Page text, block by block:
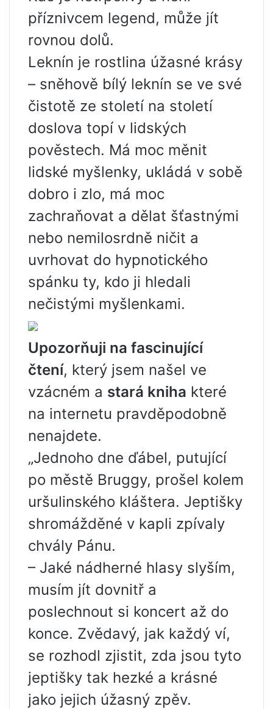
příznivcem legend, může jít
rovnou dolů.
Leknín je rostlina úžasné krásy
– sněhově bílý leknín se ve své
čistotě ze století na století
doslova topí v lidských
pověstech. Má moc měnit
lidské myšlenky, ukládá v sobě
dobro i zlo, má moc
zachraňovat a dělat šťastnými
nebo nemilosrdně ničit a
uvrhovat do hypnotického
spánku ty, kdo ji hledali
nečistými myšlenkami.
Upozorňuji na fascinující
čtení, který jsem našel ve
vzácném a stará kniha které
na internetu pravděpodobně
nenajdete.
„Jednoho dne ďábel, putující
po městě Bruggy, prošel kolem
uršulinského kláštera. Jeptišky
shromážděné v kapli zpívaly
chvály Pánu.
– Jaké nádherné hlasy slyším,
musím jít dovnitř a
poslechnout si koncert až do
konce. Zvědavý, jak každý ví,
se rozhodl zjistit, zda jsou tyto
jeptišky tak hezké a krásné
jako jejich úžasný zpěv.